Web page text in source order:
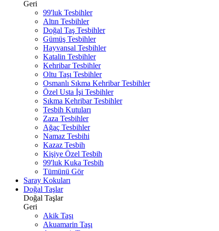
Geri
99'luk Tesbihler
Altın Tesbihler
Doğal Taş Tesbihler
Gümüş Tesbihler
Hayvansal Tesbihler
Katalin Tesbihler
Kehribar Tesbihler
Oltu Taşı Tesbihler
Osmanlı Sıkma Kehribar Tesbihler
Özel Usta İşi Tesbihler
Sıkma Kehribar Tesbihler
Tesbih Kutuları
Zaza Tesbihler
Ağaç Tesbihler
Namaz Tesbihi
Kazaz Tesbih
Kişiye Özel Tesbih
99'luk Kuka Tesbih
Tümünü Gör
Saray Kokuları
Doğal Taşlar
Doğal Taşlar
Geri
Akik Taşı
Akuamarin Taşı